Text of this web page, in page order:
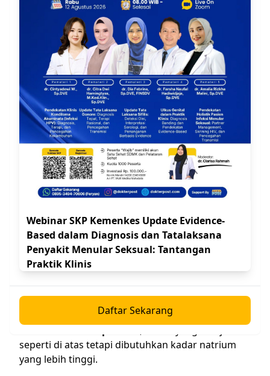
kebutuhan. Padarehidrasi ringan
, terapi cairan
dapat diberikan secara oral sebanyak 1500-2500
mL/24 jam (30 mL/kgBB tiap 24 jam) untuk
kebutuhan dasar. Ditambah dengan penggantian
defisit cairan dan kehilangan cairan yang masih
berlangsung.
Menghitung kebutuhan cairan sehari, termasuk
jumlahinsensible water losssangat perlu dilakukan
setiap hari. Perhatikan tanda-tanda kelebihan
cairan seperti ortopnea, sesak nafas, perubahan
pola tidur, atau confusion. Pemantauan dilakukan
setiap 4-8 jam tergantung beratnya dehidrasi.
Cairan yang diberikan secara oral tergantung jenis
Pada
dehidrasi hipertonik , cairan yang
dianjurkan adalah air atau minuman denga
kandungan natrium rendah, jus buah (apel, jeruk
dan anggur). Padadehidrasi isotonik, cairan
yang dianjuran selain air dan suplemen yang
mengandung natrium (jus tomat), juga dapat
diberikan larutan isotonik yang ada di pasaran.
seperti di atas tetapi dibutuhkan kadar natrium
yang lebih tinggi.
Webinar SKP Kemenkes Update Evidence-
Based dalam Diagnosis dan Tatalaksana
Penyakit Menular Seksual: Tantangan
Praktik Klinis
Daftar Sekarang